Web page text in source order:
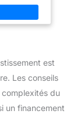
est
Les conseils
du
un financement